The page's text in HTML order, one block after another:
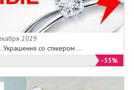
2029
Украшения со стикером ...
-55%